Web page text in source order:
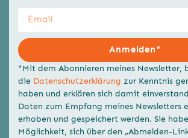
Anmelden*
Alternative:
*Mit dem Abonnieren meines Newsletter,
die Datenschutzerklärung zur Kenntnis
haben und erklären sich damit
Daten zum Empfang meines Newsletters
erhoben und gespeichert werden. Sie
Möglichkeit, sich über den „Abmelden-